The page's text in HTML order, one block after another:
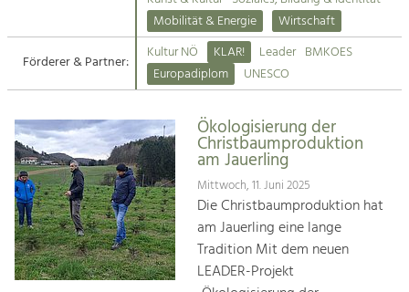
Suche
Impressum
Kontakt
Tourismus
Angebotsentwicklung und
Kunst & Kultur
Handwerk, Wissenschaft und Forschung.
Soziales, Bildung &
Identität
Gleichberechtigung, Jugend und
Integration
Mobilität & Energie
Mobilität & Energie
Wirtschaft
Förderer & Partner:
Kultur NÖ KLAR! Leader BMKOES
Europadiplom
UNESCO
Ökologisierung der
Christbaumproduktion
am Jauerling
Mittwoch, 11. Juni 2025
Die Christbaumproduktion hat
am Jauerling eine lange
Tradition Mit dem neuen
LEADER-Projekt